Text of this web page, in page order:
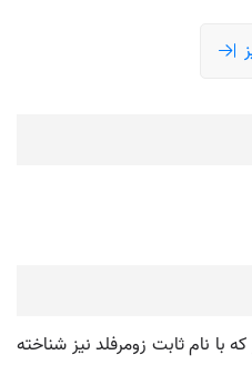
با نام ثابت زومرفلد نیز شناخته